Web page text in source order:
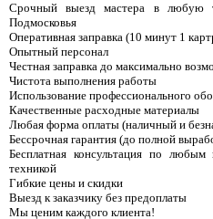
Срочный выезд мастера в любую
Подмосковья
Оперативная заправка (10 минут 1
Опытный персонал
Честная заправка до максимально
Чистота выполнения работы
Использование профессионального
Качественные расходные материалы
Любая форма оплаты (наличный и
Бессрочная гарантия (до полной
Бесплатная консультация по
техникой
Гибкие цены и скидки
Выезд к заказчику без предоплаты
Мы ценим каждого клиента!